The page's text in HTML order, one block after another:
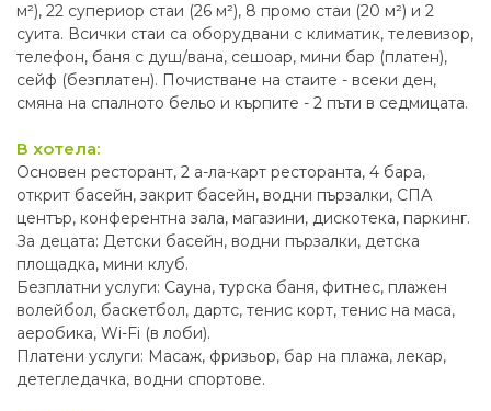
м²), 22 супериор стаи (26 м²), 8 промо стаи (20 м²) и 2
суита. Всички стаи са оборудвани с климатик, телевизор,
телефон, баня с душ/вана, сешоар, мини бар (платен),
сейф (безплатен). Почистване на стаите - всеки ден,
смяна на спалното бельо и кърпите - 2 пъти в седмицата.
В хотела:
Основен ресторант, 2 а-ла-карт ресторанта, 4 бара,
открит басейн, закрит басейн, водни пързалки, СПА
център, конферентна зала, магазини, дискотека, паркинг.
За децата: Детски басейн, водни пързалки, детска
площадка, мини клуб.
Безплатни услуги: Сауна, турска баня, фитнес, плажен
волейбол, баскетбол, дартс, тенис корт, тенис на маса,
аеробика, Wi-Fi (в лоби).
Платени услуги: Масаж, фризьор, бар на плажа, лекар,
детегледачка, водни спортове.